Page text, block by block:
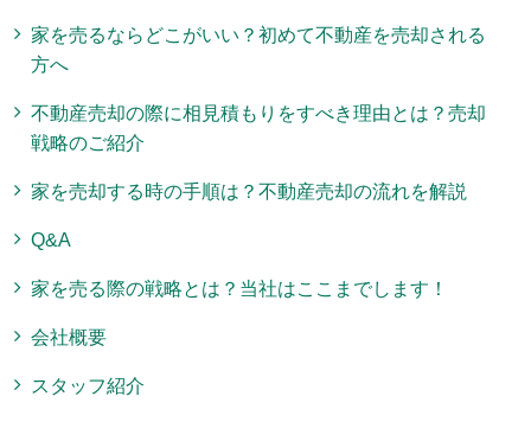
家を売るならどこがいい？初めて不動産を売却される
方へ
不動産売却の際に相見積もりをすべき理由とは？売却
戦略のご紹介
家を売却する時の手順は？不動産売却の流れを解説
Q&A
家を売る際の戦略とは？当社はここまでします！
会社概要
スタッフ紹介